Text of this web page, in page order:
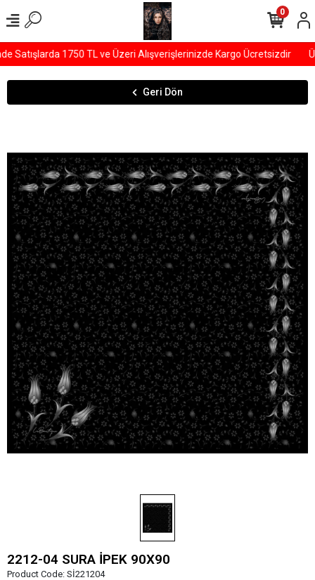
Satışlarda 1750 TL ve Üzeri Alışverişlerinizde Kargo Ücretsizdir
0
Geri Dön
2212-04 SURA İPEK 90X90
Product Code: Sİ221204